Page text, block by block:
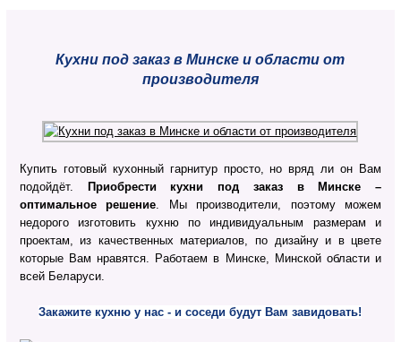
Кухни под заказ в Минске и области от
производителя
Купить готовый кухонный гарнитур просто, но вряд ли он Вам
подойдёт.
Приобрести кухни под заказ в Минске –
оптимальное решение. Мы производители, поэтому можем
недорого изготовить кухню по индивидуальным размерам и
проектам, из качественных материалов, по дизайну и в цвете
которые Вам нравятся. Работаем в Минске, Минской области и
всей Беларуси.
Закажите кухню у нас - и соседи будут Вам завидовать!